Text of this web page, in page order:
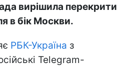
вирішила перекрити
в бік Москви.
РБК-Україна з
Telegram-